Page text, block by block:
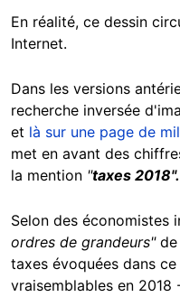
En réalité, ce dessin
Internet.
Dans les versions
recherche inversée
et là sur une page de
met en avant des
la mention "taxes 2018".
Selon des économistes
ordres de grandeurs"de
taxes évoquées dans
vraisemblables en 2018